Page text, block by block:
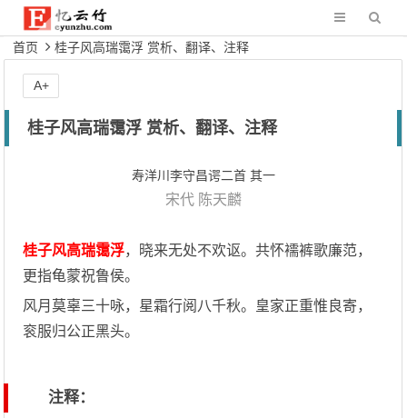
首页 桂子风高瑞霭浮 赏析、翻译、注释
桂子风高瑞霭浮 赏析、翻译、注释
寿洋川李守昌谔二首 其一
宋代 陈天麟
桂子风高瑞霭浮，晓来无处不欢讴。共怀襦裤歌廉范，
更指龟蒙祝鲁侯。
风月莫辜三十咏，星霜行阅八千秋。皇家正重惟良寄，
衮服归公正黑头。
注释：
A+